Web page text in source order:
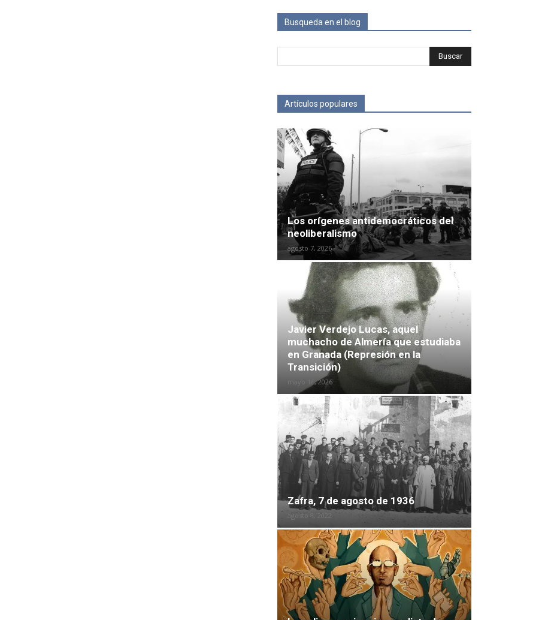
Busqueda en el blog
Artículos populares
Los orígenes antidemocráticos del
neoliberalismo
agosto 7, 2026
Javier Verdejo Lucas, aquel
muchacho de Almería que estudiaba
en Granada (Represión en la
Transición)
mayo 16, 2026
Zafra, 7 de agosto de 1936
agosto 8, 2022